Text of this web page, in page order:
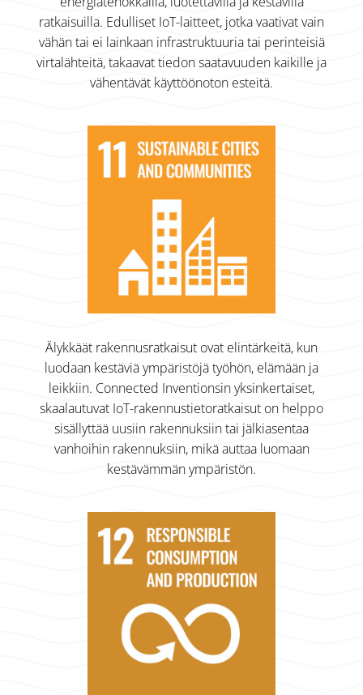
ratkaisuilla. Edulliset IoT-laitteet, jotka vaativat vain
vähän tai ei lainkaan infrastruktuuria tai perinteisiä
virtalähteitä, takaavat tiedon saatavuuden kaikille ja
vähentävät käyttöönoton esteitä.
Älykkäät rakennusratkaisut ovat elintärkeitä, kun
luodaan kestäviä ympäristöjä työhön, elämään ja
leikkiin. Connected Inventionsin yksinkertaiset,
skaalautuvat IoT-rakennustietoratkaisut on helppo
sisällyttää uusiin rakennuksiin tai jälkiasentaa
vanhoihin rakennuksiin, mikä auttaa luomaan
kestävämmän ympäristön.